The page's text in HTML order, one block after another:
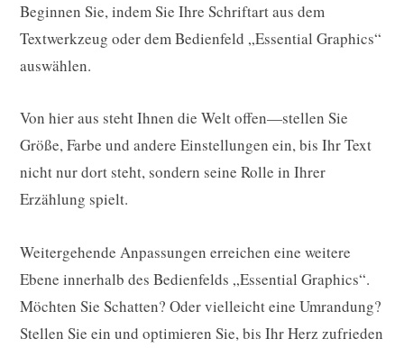
Beginnen Sie, indem Sie Ihre Schriftart aus dem
Textwerkzeug oder dem Bedienfeld „Essential Graphics“
auswählen.
Von hier aus steht Ihnen die Welt offen—stellen Sie
Größe, Farbe und andere Einstellungen ein, bis Ihr Text
nicht nur dort steht, sondern seine Rolle in Ihrer
Erzählung spielt.
Weitergehende Anpassungen erreichen eine weitere
Ebene innerhalb des Bedienfelds „Essential Graphics“.
Möchten Sie Schatten? Oder vielleicht eine Umrandung?
Stellen Sie ein und optimieren Sie, bis Ihr Herz zufrieden